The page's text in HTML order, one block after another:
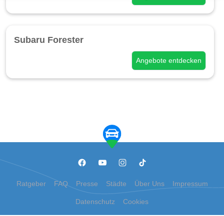
Subaru Forester
Angebote entdecken
Ratgeber FAQ Presse Städte Über Uns Impressum
Datenschutz Cookies